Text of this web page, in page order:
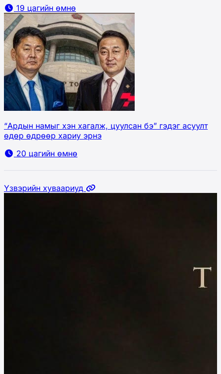
19 цагийн өмнө
“Ардын намыг хэн хагалж, цуулсан бэ” гэдэг асуулт
өдөр өдрөөр хариу эрнэ
20 цагийн өмнө
Үзвэрийн хуваариуд